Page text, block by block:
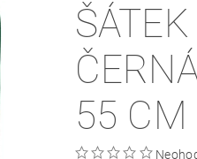
PŘÍSLUŠENSTVÍ PRO
VUVUZELA
VÝPRODEJ
55 CM